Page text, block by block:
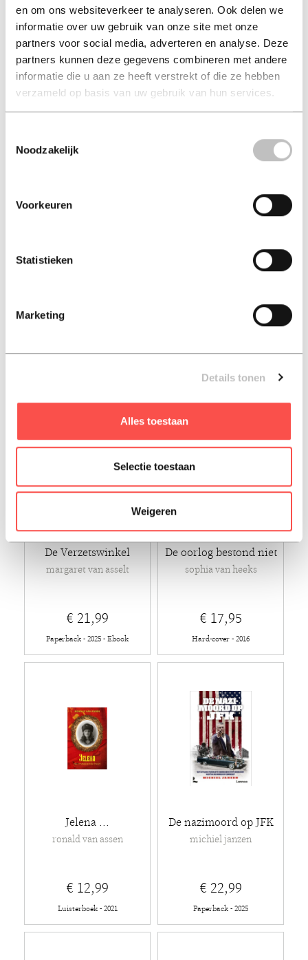
en om ons websiteverkeer te analyseren. Ook delen we
informatie over uw gebruik van onze site met onze
partners voor social media, adverteren en analyse. Deze
partners kunnen deze gegevens combineren met andere
informatie die u aan ze heeft verstrekt of die ze hebben
verzameld op basis van uw gebruik van hun services.
Noodzakelijk
Voorkeuren
Statistieken
Marketing
Details tonen
Alles toestaan
Selectie toestaan
Weigeren
De grootste
bankoverval aller tij...
frank krake
€ 16,50
Paperback - 2023
Koud rood
chris ryan
€ 21,99
Paperback - 2024 - Ebook
€ 23,99 € 21,99
De Verzetswinkel
margaret van asselt
€ 21,99
Paperback - 2025 - Ebook
De oorlog bestond niet
sophia van heeks
€ 17,95
Hard-cover - 2016
Jelena ...
ronald van assen
€ 12,99
Luisterboek - 2021
De nazimoord op JFK
michiel janzen
€ 22,99
Paperback - 2025